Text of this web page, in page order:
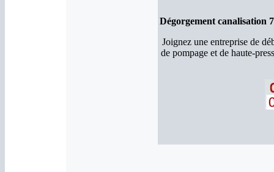
Dégorgement canalisation
Joignez une entreprise de
de pompage et de haute-